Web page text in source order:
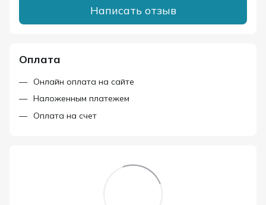
Написать отзыв
Оплата
Онлайн оплата на сайте
Наложенным платежем
Оплата на счет